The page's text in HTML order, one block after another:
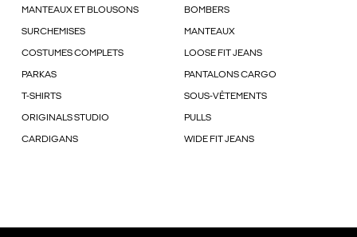
MANTEAUX ET BLOUSONS BOMBERS
SURCHEMISES MANTEAUX
COSTUMES COMPLETS LOOSE FIT JEANS
PARKAS PANTALONS CARGO
T-SHIRTS SOUS-VÊTEMENTS
ORIGINALS STUDIO PULLS
CARDIGANS WIDE FIT JEANS